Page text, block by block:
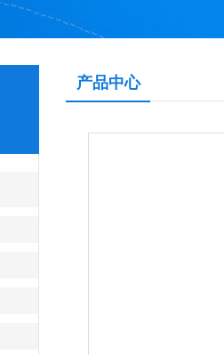
产品中心